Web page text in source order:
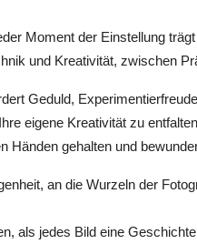
Moment der Einstellung
und Kreativität, zwischen
Geduld,
eigene Kreativität zu
Händen gehalten und
an die Wurzeln der
als jedes Bild eine